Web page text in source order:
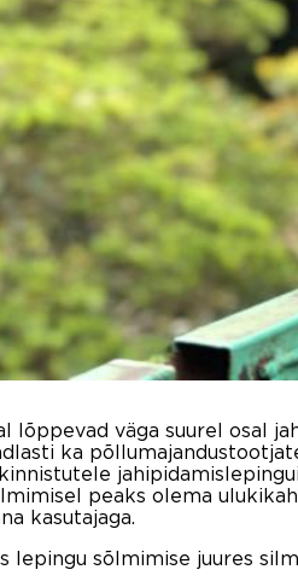
lõppevad väga suurel osal
ka
peaks olema
kasutajaga.
lepingu sõlmimise juures